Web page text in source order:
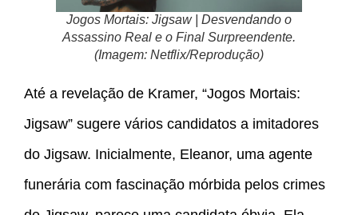
Jogos Mortais: Jigsaw | Desvendando o
Assassino Real e o Final Surpreendente.
(Imagem: Netflix/Reprodução)
Até a revelação de Kramer, “Jogos Mortais:
Jigsaw” sugere vários candidatos a imitadores
do Jigsaw. Inicialmente, Eleanor, uma agente
funerária com fascinação mórbida pelos crimes